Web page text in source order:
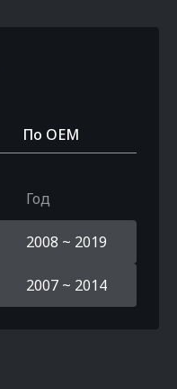
По OEM
Год
2008 ~ 2019
2007 ~ 2014